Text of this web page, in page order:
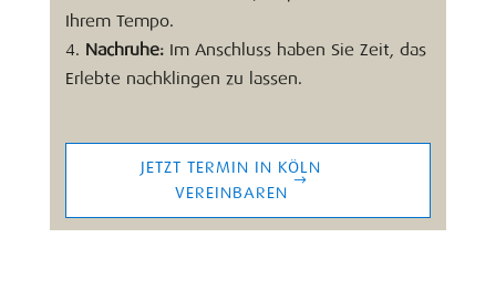
Ihrem Tempo.
Nachruhe: Im Anschluss haben Sie Zeit, das
Erlebte nachklingen zu lassen.
JETZT TERMIN IN KÖLN
VEREINBAREN